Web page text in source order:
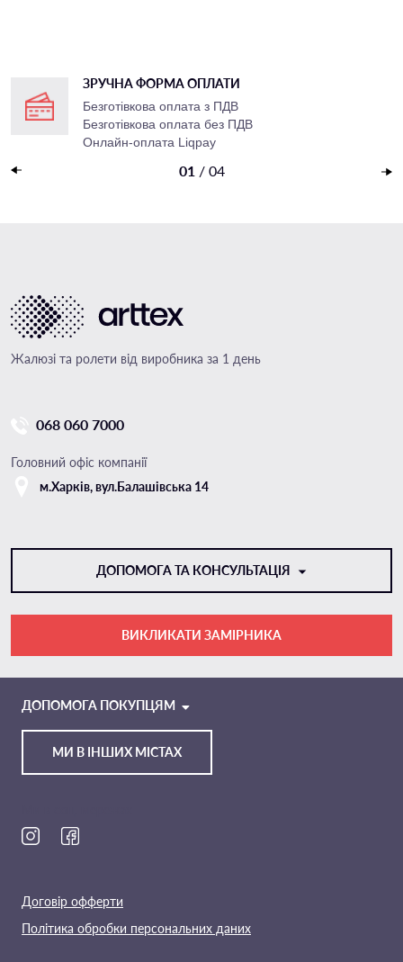
ЗРУЧНА ФОРМА ОПЛАТИ
Безготівкова оплата з ПДВ
Безготівкова оплата без ПДВ
Онлайн-оплата Liqpay
01 / 04
Жалюзі та ролети від виробника за 1 день
068 060 7000
Головний офіс компанії
м.Харкiв, вул.Балашівська 14
ДОПОМОГА ТА КОНСУЛЬТАЦІЯ
TELEGRAM
ВИКЛИКАТИ ЗАМІРНИКА
МИ В ІНШИХ МІСТАХ
ДОПОМОГА ПОКУПЦЯМ
Договір офферти
Політика обробки персональних даних